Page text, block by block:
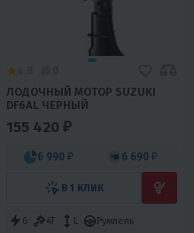
ЛОДОЧНЫЙ МОТОР SUZUKI
DF6AL ЧЕРНЫЙ
155 420 ₽
6 990 ₽ 6 690 ₽
В 1 КЛИК
6 4T L
Румпель